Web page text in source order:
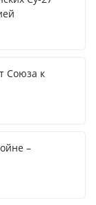
Союза к
–